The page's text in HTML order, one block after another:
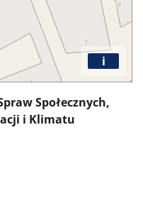
i
Społecznych,
i Klimatu